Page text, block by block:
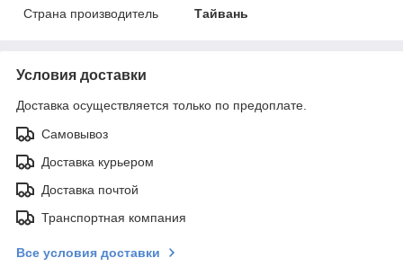
Страна производитель
Тайвань
Условия доставки
Доставка осуществляется только по предоплате.
Самовывоз
Доставка курьером
Доставка почтой
Транспортная компания
Все условия доставки